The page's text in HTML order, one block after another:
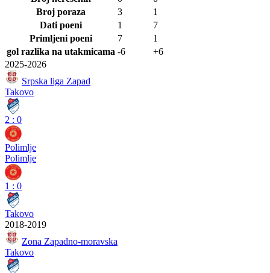
Broj poraza
3
1
Dati poeni
1
7
Primljeni poeni
7
1
gol razlika na utakmicama -6
+6
2025-2026
Srpska liga Zapad
Takovo
2 : 0
Polimlje
Polimlje
1 : 0
Takovo
2018-2019
Zona Zapadno-moravska
Takovo